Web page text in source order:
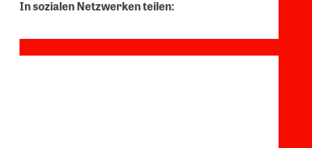
In sozialen Netzwerken teilen: